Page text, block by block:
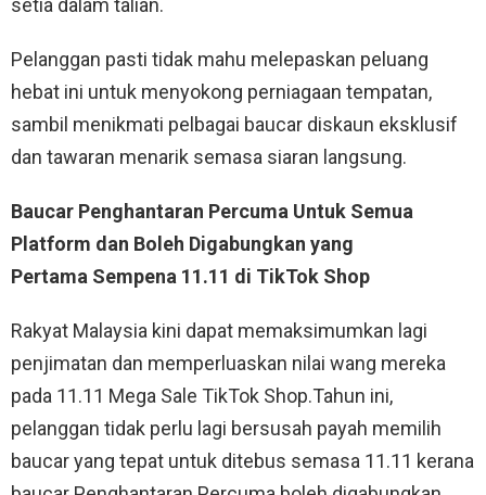
Pelanggan pasti tidak mahu melepaskan peluang
hebat ini untuk menyokong perniagaan tempatan,
sambil menikmati pelbagai baucar diskaun eksklusif
dan tawaran menarik semasa siaran langsung.
Baucar Penghantaran Percuma Untuk Semua
Platform dan Boleh Digabungkan yang
Pertama Sempena 11.11 di TikTok Shop
Rakyat Malaysia kini dapat memaksimumkan lagi
penjimatan dan memperluaskan nilai wang mereka
pada 11.11 Mega Sale TikTok Shop.Tahun ini,
pelanggan tidak perlu lagi bersusah payah memilih
baucar yang tepat untuk ditebus semasa 11.11 kerana